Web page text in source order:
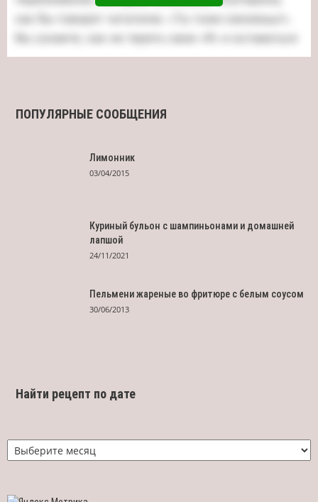
ПОПУЛЯРНЫЕ СООБЩЕНИЯ
Лимонник
03/04/2015
Куриный бульон с шампиньонами и домашней
лапшой
24/11/2021
Пельмени жареные во фритюре с белым соусом
30/06/2013
Найти рецепт по дате
Найти
рецепт